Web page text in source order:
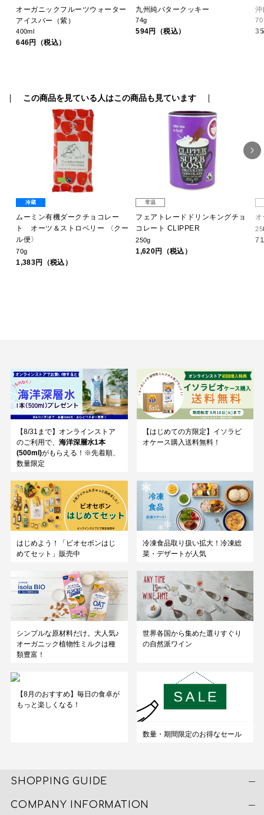
オーガニックフルーツウォーター
アイスバー（紫）
400ml
646円（税込）
九州純バタークッキー
74g
594円（税込）
70
この商品を見ている人はこの商品も見ています
冷蔵
ムーミン有機ダークチョコレー
ト オーツ＆ストロベリー 〈クー
ル便〉
70g
1,383円（税込）
常温
フェアトレードドリンキングチョ
コレート CLIPPER
250g
1,620円（税込）
【8/31まで】オンラインストア
のご利用で、 海洋深層水1本
(500ml)がもらえる！※先着順、
数量限定
【はじめての方限定】イソラビ
オケース購入送料無料！
はじめよう！「ビオセボンはじ
めてセット」販売中
冷凍食品取り扱い拡大！冷凍総
菜・デザートが人気
シンプルな原材料だけ。大人気♪
オーガニック植物性ミルクは種
類豊富！
世界各国から集めた選りすぐり
の自然派ワイン
【8月のおすすめ】毎日の食卓が
もっと楽しくなる！
数量・期間限定のお得なセール
SHOPPING GUIDE
COMPANY INFORMATION